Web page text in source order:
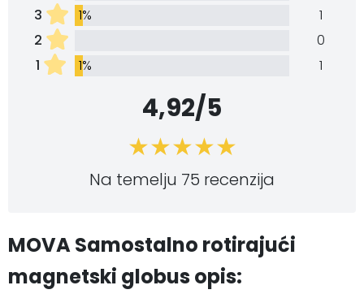
3
1%
1
2
0
1
1% 1
4,92/5
Na temelju 75 recenzija
MOVA Samostalno rotirajući
magnetski globus opis: